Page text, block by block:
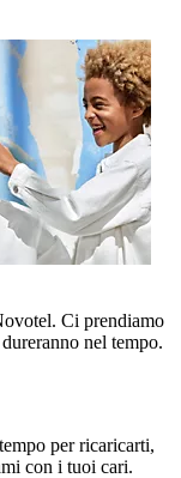
Ci prendiamo
nel tempo.
per ricaricarti,
con i tuoi cari.